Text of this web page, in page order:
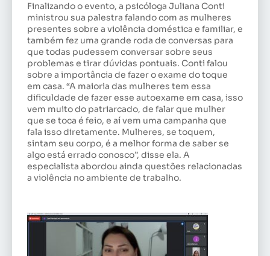
Finalizando o evento, a psicóloga Juliana Conti
ministrou sua palestra falando com as mulheres
presentes sobre a violência doméstica e familiar, e
também fez uma grande roda de conversas para
que todas pudessem conversar sobre seus
problemas e tirar dúvidas pontuais. Conti falou
sobre a importância de fazer o exame do toque
em casa. “A maioria das mulheres tem essa
dificuldade de fazer esse autoexame em casa, isso
vem muito do patriarcado, de falar que mulher
que se toca é feio, e aí vem uma campanha que
fala isso diretamente. Mulheres, se toquem,
sintam seu corpo, é a melhor forma de saber se
algo está errado conosco”, disse ela. A
especialista abordou ainda questões relacionadas
a violência no ambiente de trabalho.